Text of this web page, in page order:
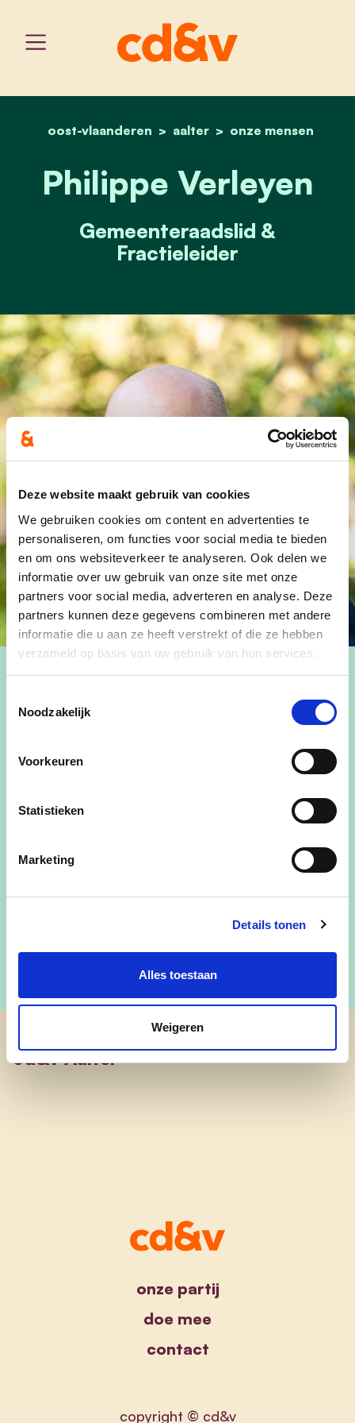
Deze website maakt gebruik van cookies
We gebruiken cookies om content en advertenties te
personaliseren, om functies voor social media te bieden
en om ons websiteverkeer te analyseren. Ook delen we
informatie over uw gebruik van onze site met onze
partners voor social media, adverteren en analyse. Deze
partners kunnen deze gegevens combineren met andere
informatie die u aan ze heeft verstrekt of die ze hebben
verzameld op basis van uw gebruik van hun services.
Noodzakelijk
Voorkeuren
Statistieken
Marketing
Details tonen
Alles toestaan
Weigeren
home
oost-vlaanderen aalter onze mensen
philippe verleyen
Philippe Verleyen
Gemeenteraadslid &
Fractieleider
schepen van 23 december 1998 tot 31
december 2024
cd&v Aalter
onze partij
doe mee
contact
copyright © cd&v